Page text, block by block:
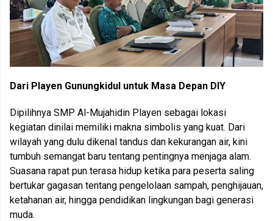
Dari Playen Gunungkidul untuk Masa Depan DIY
Dipilihnya SMP Al-Mujahidin Playen sebagai lokasi
kegiatan dinilai memiliki makna simbolis yang kuat. Dari
wilayah yang dulu dikenal tandus dan kekurangan air, kini
tumbuh semangat baru tentang pentingnya menjaga alam.
Suasana rapat pun terasa hidup ketika para peserta saling
bertukar gagasan tentang pengelolaan sampah, penghijauan,
ketahanan air, hingga pendidikan lingkungan bagi generasi
muda.